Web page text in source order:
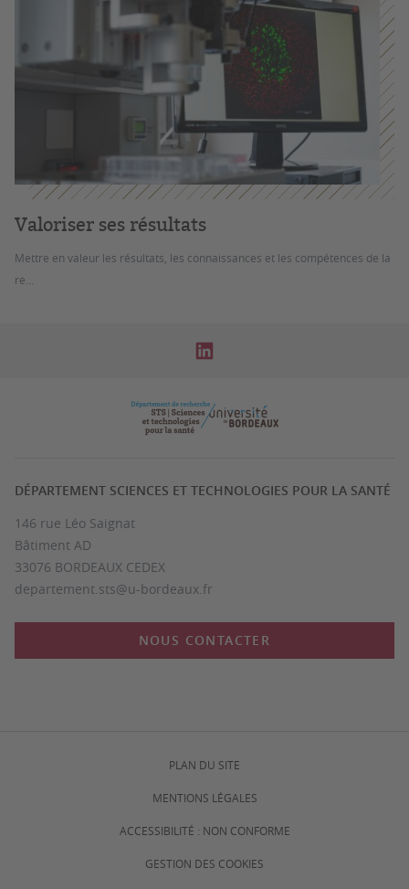
Valoriser ses résultats
Mettre en valeur les résultats, les connaissances et les compétences de la
re...
DÉPARTEMENT SCIENCES ET TECHNOLOGIES POUR LA SANTÉ
146 rue Léo Saignat
Bâtiment AD
33076 BORDEAUX CEDEX
departement.sts@u-bordeaux.fr
NOUS CONTACTER
PLAN DU SITE
MENTIONS LÉGALES
ACCESSIBILITÉ : NON CONFORME
GESTION DES COOKIES